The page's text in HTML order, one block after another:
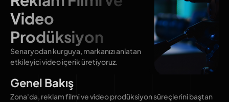
Video
Prodüksiyon
Senaryodan kurguya, markanızı anlatan
etkileyici video içerik üretiyoruz.
Genel Bakış
Zona'da, reklam filmi ve video prodüksiyon süreçlerini baştan